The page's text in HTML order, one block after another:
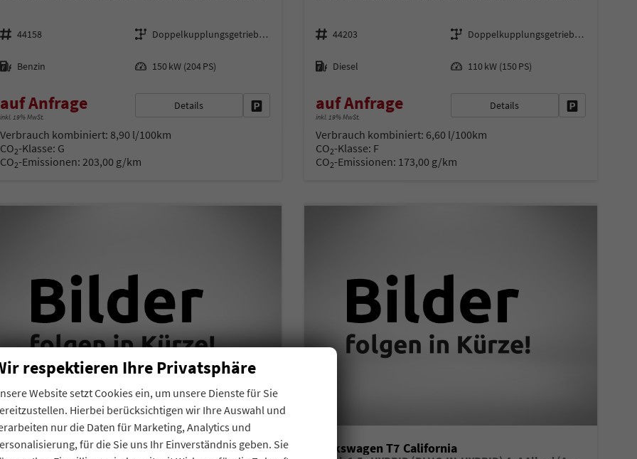
Fahrzeugnr.
44158
Getriebe
Doppelkupplungsgetriebe (DSG)
Kraftstoff
Benzin 150 kW (204 PS)
auf Anfrage
inkl. 19% MwSt.
Details Fahrzeug parken
Verbrauch kombiniert: 8,90 l/100km
CO2-Klasse: G
CO2-Emissionen: 203,00 g/km
Fahrzeugnr.
44203
Getriebe
Doppelkupplungsgetriebe (DSG)
Kraftstoff
Diesel 110 kW (150 PS)
auf Anfrage
inkl. 19% MwSt.
Details Fahrzeug
Verbrauch kombiniert: 6,60 l/100km
CO2-Klasse: F
CO2-Emissionen: 173,00 g/km
Volkswagen T7 California Volkswagen T7 California
respektieren Ihre Privatsphäre
Website setzt Cookies ein, um unsere Dienste für Sie
Hierbei berücksichtigen wir Ihre Auswahl und
nur die Daten für Marketing, Analytics und
für die Sie uns Ihr Einverständnis geben. Sie